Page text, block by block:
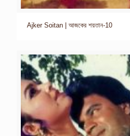
Ajker Soitan | আজকের শয়তান-10